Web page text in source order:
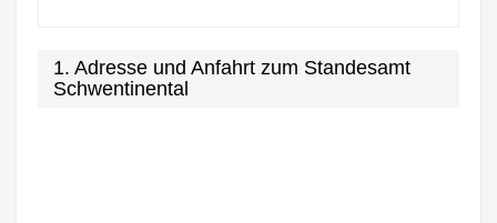
1. Adresse und Anfahrt zum Standesamt
Schwentinental